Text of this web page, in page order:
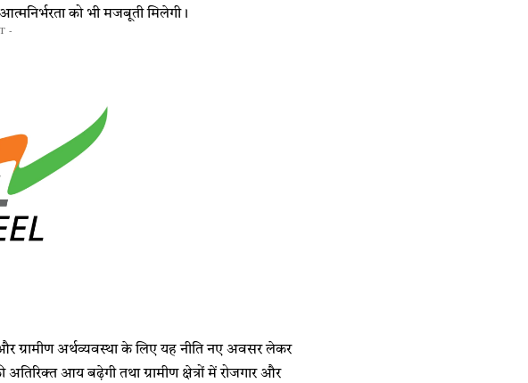
को भी मजबूती मिलेगी।
-
ग्रामीण अर्थव्यवस्था के लिए यह नीति नए अवसर लेकर
आय बढ़ेगी तथा ग्रामीण क्षेत्रों में रोजगार और